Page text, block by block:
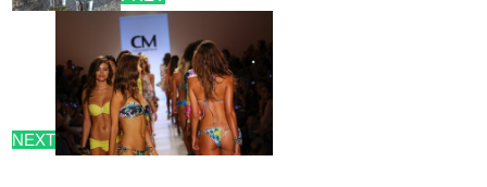
NEXT